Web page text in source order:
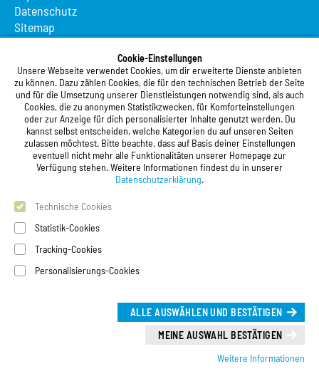
Cookie-Einstellungen
Unsere Webseite verwendet Cookies, um dir erweiterte Dienste anbieten
zu können. Dazu zählen Cookies, die für den technischen Betrieb der Seite
und für die Umsetzung unserer Dienstleistungen notwendig sind, als auch
Cookies, die zu anonymen Statistikzwecken, für Komforteinstellungen
oder zur Anzeige für dich personalisierter Inhalte genutzt werden. Du
kannst selbst entscheiden, welche Kategorien du auf unseren Seiten
zulassen möchtest. Bitte beachte, dass auf Basis deiner Einstellungen
eventuell nicht mehr alle Funktionalitäten unserer Homepage zur
Verfügung stehen. Weitere Informationen findest du in unserer
Datenschutzerklärung.
Technische Cookies
Statistik-Cookies
Tracking-Cookies
Personalisierungs-Cookies
ALLE AUSWÄHLEN UND BESTÄTIGEN
MEINE AUSWAHL BESTÄTIGEN
Weitere Informationen
Datenschutz
Sitemap
Suche
Registrierung
Studierendenwerk Vorderpfalz
Studierendenwerk Vorderpfalz
Anstalt des öffentlichen Rechts
Xylanderstraße 17
76829 Landau in der Pfalz
Telefon:+49 6341 9179 0
Telefax: +49 6341 9179 16
E-Mail:
info@stw-vp.de
Folgt uns auf